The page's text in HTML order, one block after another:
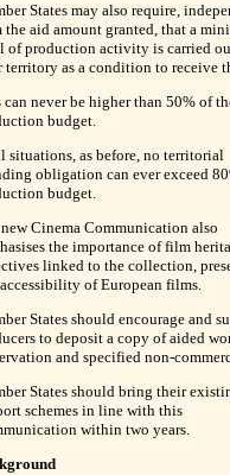
States may also require,
the aid amount granted, that a
of production activity is carried
territory as a condition to receive
can never be higher than 50% of
budget.
situations, as before, no territorial
obligation can ever exceed
budget.
Cinema Communication also
the importance of film
linked to the collection,
of European films.
States should encourage and
to deposit a copy of aided
and specified non-
States should bring their
schemes in line with this
within two years.